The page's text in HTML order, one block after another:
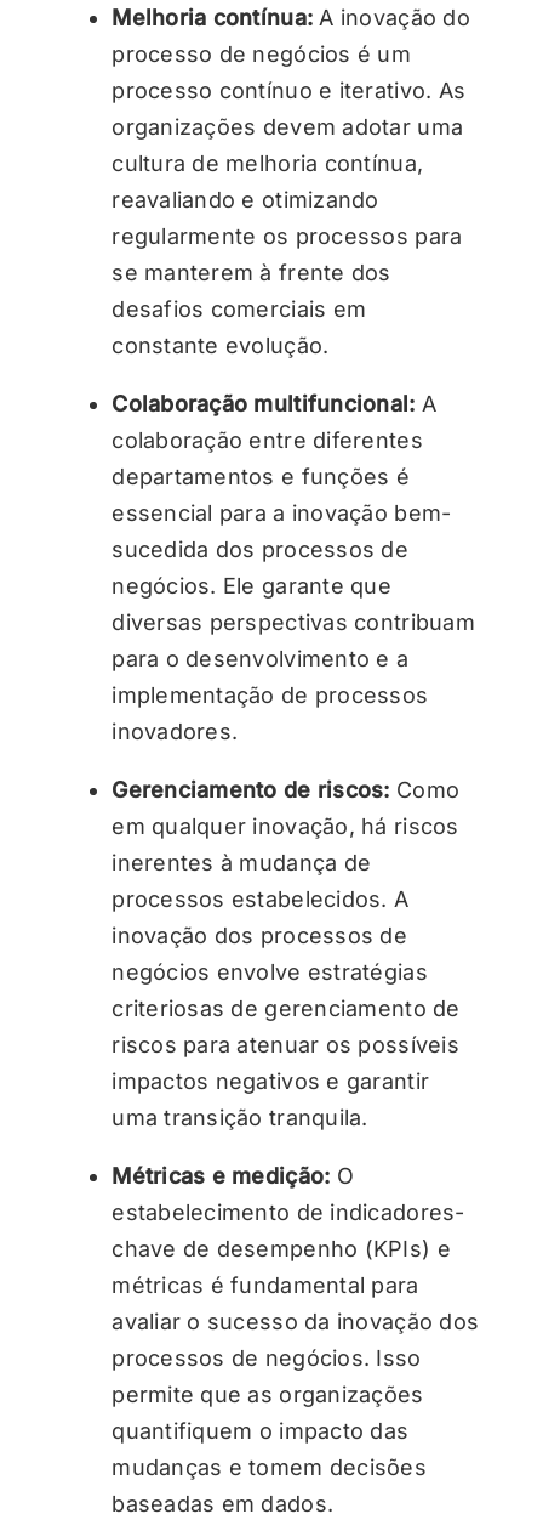
Melhoria contínua:A inovação do
processo de negócios é um
processo contínuo e iterativo. As
organizações devem adotar uma
cultura de melhoria contínua,
reavaliando e otimizando
regularmente os processos para
se manterem à frente dos
desafios comerciais em
constante evolução.
Colaboração multifuncional: A
colaboração entre diferentes
departamentos e funções é
essencial para a inovação bem-
sucedida dos processos de
negócios. Ele garante que
diversas perspectivas contribuam
para o desenvolvimento e a
implementação de processos
inovadores.
Gerenciamento de riscos: Como
em qualquer inovação, há riscos
inerentes à mudança de
processos estabelecidos. A
inovação dos processos de
negócios envolve estratégias
criteriosas de gerenciamento de
riscos para atenuar os possíveis
impactos negativos e garantir
uma transição tranquila.
Métricas e medição: O
estabelecimento de indicadores-
chave de desempenho (KPIs) e
métricas é fundamental para
avaliar o sucesso da inovação dos
processos de negócios. Isso
permite que as organizações
quantifiquem o impacto das
mudanças e tomem decisões
baseadas em dados.